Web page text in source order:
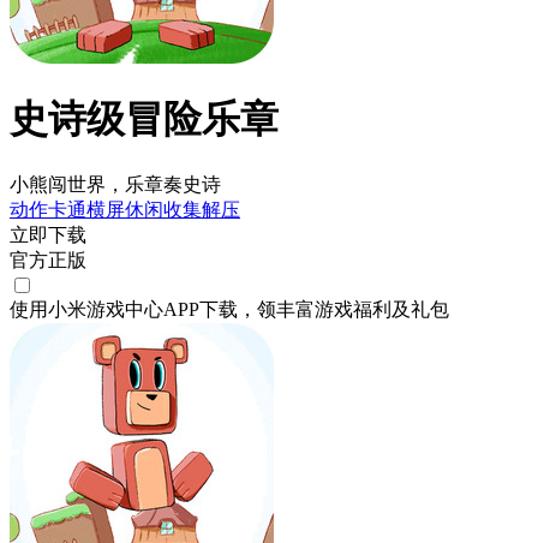
史诗级冒险乐章
小熊闯世界，乐章奏史诗
动作卡通横屏休闲收集解压
立即下载
官方正版
使用小米游戏中心APP下载 ，领丰富游戏福利 及礼包